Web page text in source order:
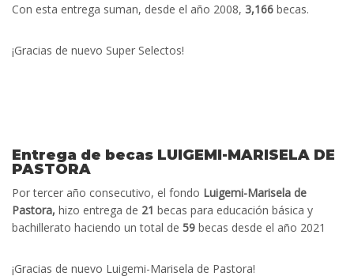
Con esta entrega suman, desde el año 2008, 3,166 becas.
¡Gracias de nuevo Super Selectos!
Entrega de becas LUIGEMI-MARISELA DE
PASTORA
Por tercer año consecutivo, el fondo Luigemi-Marisela de
Pastora, hizo entrega de 21 becas para educación básica y
bachillerato haciendo un total de 59 becas desde el año 2021
¡Gracias de nuevo Luigemi-Marisela de Pastora!